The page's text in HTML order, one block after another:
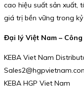
cao hiệu suất sản xuất,
giá trị bền vững trong
Đại lý Việt Nam –
KEBA Viet Nam
KEBA HGP Viet Nam